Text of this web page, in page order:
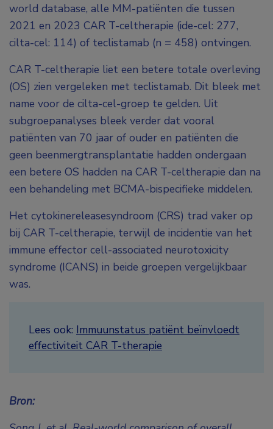
world database, alle MM-patiënten die tussen
2021 en 2023 CAR T-celtherapie (ide-cel: 277,
cilta-cel: 114) of teclistamab (n = 458) ontvingen.
CAR T-celtherapie liet een betere totale overleving
(OS) zien vergeleken met teclistamab. Dit bleek met
name voor de cilta-cel-groep te gelden. Uit
subgroepanalyses bleek verder dat vooral
patiënten van 70 jaar of ouder en patiënten die
geen beenmergtransplantatie hadden ondergaan
een betere OS hadden na CAR T-celtherapie dan na
een behandeling met BCMA-bispecifieke middelen.
Het cytokinereleasesyndroom (CRS) trad vaker op
bij CAR T-celtherapie, terwijl de incidentie van het
immune effector cell-associated neurotoxicity
syndrome (ICANS) in beide groepen vergelijkbaar
was.
Lees ook: Immuunstatus patiënt beïnvloedt
effectiviteit CAR T-therapie
Bron: